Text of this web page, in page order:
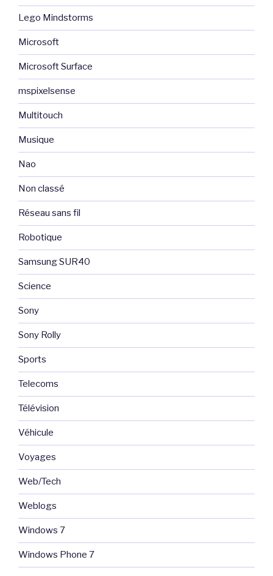
Lego Mindstorms
Microsoft
Microsoft Surface
mspixelsense
Multitouch
Musique
Nao
Non classé
Réseau sans fil
Robotique
Samsung SUR40
Science
Sony
Sony Rolly
Sports
Telecoms
Télévision
Véhicule
Voyages
Web/Tech
Weblogs
Windows 7
Windows Phone 7